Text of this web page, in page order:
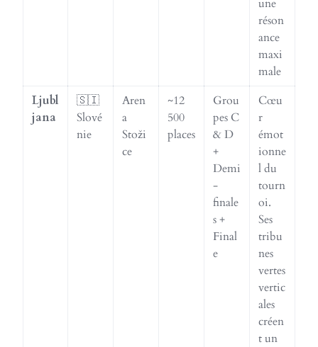
une
réson
ance
maxi
male
Ljubl
jana
🇸🇮
Slové
nie
Aren
a
Stoži
ce
~12
500
places
Grou
pes C
& D
+
Demi
-
finale
s +
Final
e
Cœu
r
émot
ionne
l du
tourn
oi.
Ses
tribu
nes
vertes
vertic
ales
créen
t un